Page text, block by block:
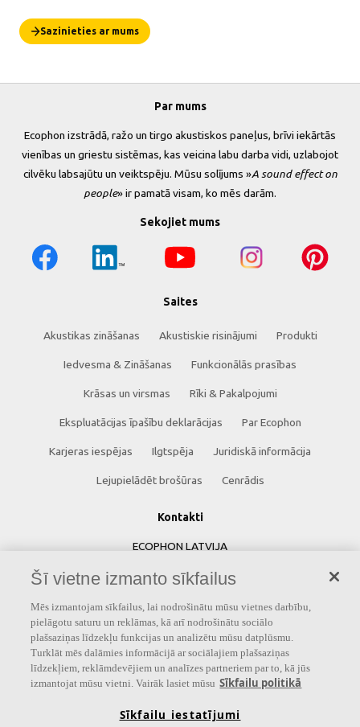
Sazinieties ar mums
Par mums
Ecophon izstrādā, ražo un tirgo akustiskos paneļus, brīvi iekārtās
vienības un griestu sistēmas, kas veicina labu darba vidi, uzlabojot
cilvēku labsajūtu un veiktspēju. Mūsu solījums »A sound effect on
people» ir pamatā visam, ko mēs darām.
Sekojiet mums
Saites
Akustikas zināšanas Akustiskie risinājumi Produkti
Iedvesma & Zināšanas Funkcionālās prasības
Krāsas un virsmas Rīki & Pakalpojumi
Ekspluatācijas īpašību deklarācijas Par Ecophon
Karjeras iespējas Ilgtspēja Juridiskā informācija
Lejupielādēt brošūras Cenrādis
Kontakti
ECOPHON LATVIJA
Saint-Gobain Celtniecības Produkti SIA
Rīga, LV-1067
Latvija
Tālrunis: +371 67500044
Šī vietne izmanto sīkfailus
Mēs izmantojam sīkfailus, lai nodrošinātu mūsu vietnes darbību,
pielāgotu saturu un reklāmas, kā arī nodrošinātu sociālo
plašsaziņas līdzekļu funkcijas un analizētu mūsu datplūsmu.
Turklāt mēs dalāmies informācijā ar sociālajiem plašsaziņas
līdzekļiem, reklāmdevējiem un analīzes partneriem par to, kā jūs
izmantojat mūsu vietni. Vairāk lasiet mūsu Sīkfailu politikā
Sīkfailu iestatījumi